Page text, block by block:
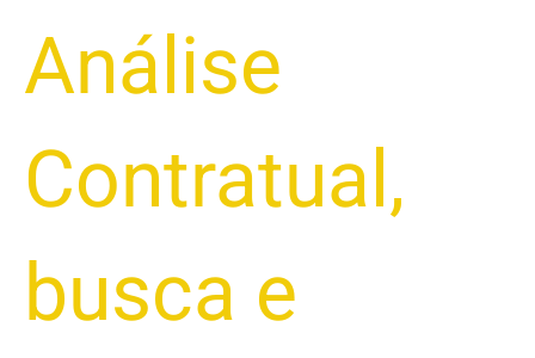
Análise
Contratual ,
busca e